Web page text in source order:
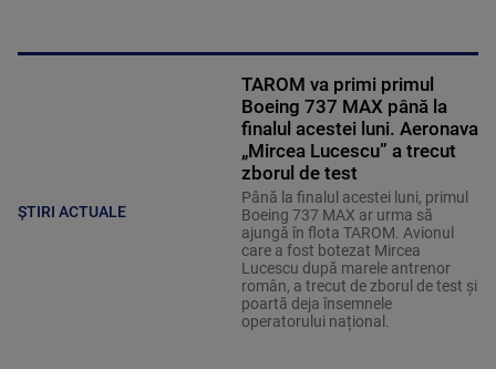
ȘTIRI ACTUALE
TAROM va primi primul
Boeing 737 MAX până la
finalul acestei luni. Aeronava
„Mircea Lucescu” a trecut
zborul de test
Până la finalul acestei luni, primul
Boeing 737 MAX ar urma să
ajungă în flota TAROM. Avionul
care a fost botezat Mircea
Lucescu după marele antrenor
român, a trecut de zborul de test și
poartă deja însemnele
operatorului național.